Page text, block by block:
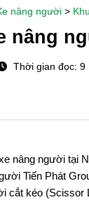
nâng người >
nâng
Thời gian đọc: 9
nâng người tại
Tiến Phát
cắt kéo (Scissor